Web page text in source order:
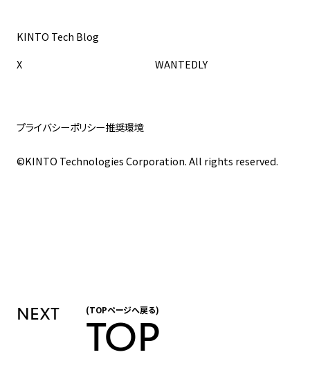
KINTO Tech Blog
X
WANTEDLY
プライバシーポリシー推奨環境
©KINTO Technologies Corporation. All rights reserved.
NEXT (TOPページへ戻る)
TOP